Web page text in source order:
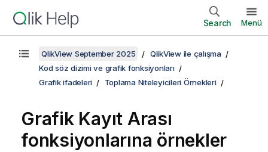
Search Menü
QlikView September 2025
QlikView ile çalışma
Kod söz dizimi ve grafik fonksiyonları
Grafik ifadeleri
Toplama Niteleyicileri Örnekleri
Grafik Kayıt Arası
fonksiyonlarına örnekler